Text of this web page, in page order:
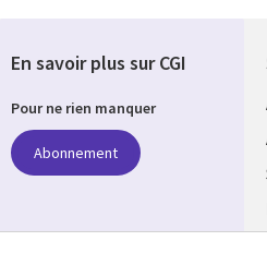
En savoir plus sur CGI
Pour ne rien manquer
Abonnement